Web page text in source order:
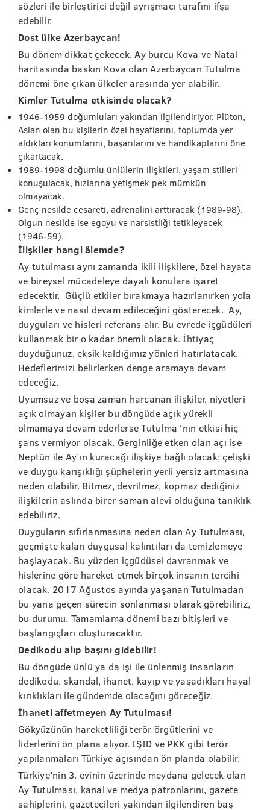
sözleri ile birleştirici değil ayrışmacı tarafını ifşa
edebilir.
Dost ülke Azerbaycan!
Bu dönem dikkat çekecek. Ay burcu Kova ve Natal
haritasında baskın Kova olan Azerbaycan Tutulma
dönemi öne çıkan ülkeler arasında yer alabilir.
Kimler Tutulma etkisinde olacak?
1946-1959 doğumluları yakından ilgilendiriyor. Plüton,
Aslan olan bu kişilerin özel hayatlarını, toplumda yer
aldıkları konumlarını, başarılarını ve handikaplarını öne
çıkartacak.
1989-1998 doğumlu ünlülerin ilişkileri, yaşam stilleri
konuşulacak, hızlarına yetişmek pek mümkün
olmayacak.
Genç nesilde cesareti, adrenalini arttıracak (1989-98).
Olgun nesilde ise egoyu ve narsistliği tetikleyecek
(1946-59).
İlişkiler hangi âlemde?
Ay tutulması aynı zamanda ikili ilişkilere, özel hayata
ve bireysel mücadeleye dayalı konulara işaret
edecektir. Güçlü etkiler bırakmaya hazırlanırken yola
kimlerle ve nasıl devam edileceğini gösterecek. Ay,
duyguları ve hisleri referans alır. Bu evrede içgüdüleri
kullanmak bir o kadar önemli olacak. İhtiyaç
duyduğunuz, eksik kaldığımız yönleri hatırlatacak.
Hedeflerimizi belirlerken denge aramaya devam
edeceğiz.
Uyumsuz ve boşa zaman harcanan ilişkiler, niyetleri
açık olmayan kişiler bu döngüde açık yürekli
olmamaya devam ederlerse Tutulma ‘nın etkisi hiç
şans vermiyor olacak. Gerginliğe etken olan açı ise
Neptün ile Ay’ın kuracağı ilişkiye bağlı olacak; çelişki
ve duygu karışıklığı şüphelerin yerli yersiz artmasına
neden olabilir. Bitmez, devrilmez, kopmaz dediğiniz
ilişkilerin aslında birer saman alevi olduğuna tanıklık
edebiliriz.
Duyguların sıfırlanmasına neden olan Ay Tutulması,
geçmişte kalan duygusal kalıntıları da temizlemeye
başlayacak. Bu yüzden içgüdüsel davranmak ve
hislerine göre hareket etmek birçok insanın tercihi
olacak. 2017 Ağustos ayında yaşanan Tutulmadan
bu yana geçen sürecin sonlanması olarak görebiliriz,
bu durumu. Tamamlama dönemi bazı bitişleri ve
başlangıçları oluşturacaktır.
Dedikodu alıp başını gidebilir!
Bu döngüde ünlü ya da işi ile ünlenmiş insanların
dedikodu, skandal, ihanet, kayıp ve yaşadıkları hayal
kırıklıkları ile gündemde olacağını göreceğiz.
İhaneti affetmeyen Ay Tutulması!
Gökyüzünün hareketliliği terör örgütlerini ve
liderlerini ön plana alıyor. IŞID ve PKK gibi terör
yapılanmaları Türkiye açısından ön planda olabilir.
Türkiye’nin 3. evinin üzerinde meydana gelecek olan
Ay Tutulması, kanal ve medya patronlarını, gazete
sahiplerini, gazetecileri yakından ilgilendiren baş